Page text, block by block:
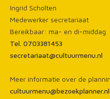
new
window
new
windowwindow
Ingrid Scholten
Medewerker secretariaat
Bereikbaar: ma- en di-middag
Tel. 0703381453
secretariaat@cultuurmenu.nl
Meer informatie over de
cultuurmenu@bezoekplanner.nl